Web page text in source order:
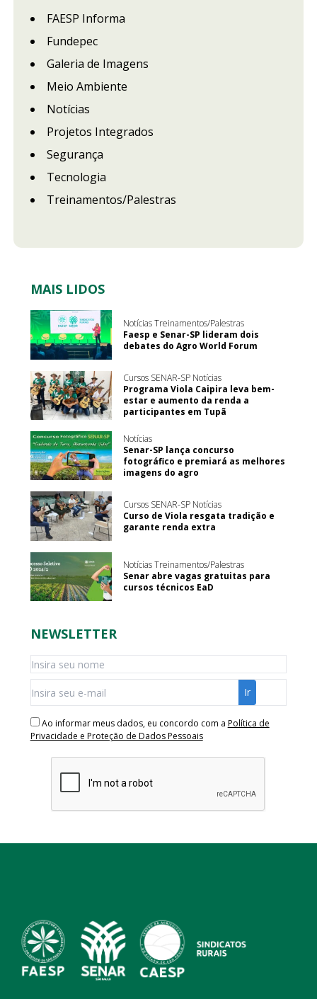
FAESP Informa
Fundepec
Galeria de Imagens
Meio Ambiente
Notícias
Projetos Integrados
Segurança
Tecnologia
Treinamentos/Palestras
MAIS LIDOS
Notícias Treinamentos/Palestras
Faesp e Senar-SP lideram dois
debates do Agro World Forum
Cursos SENAR-SP Notícias
Programa Viola Caipira leva bem-
estar e aumento da renda a
participantes em Tupã
Notícias
Senar-SP lança concurso
fotográfico e premiará as melhores
imagens do agro
Cursos SENAR-SP Notícias
Curso de Viola resgata tradição e
garante renda extra
Notícias Treinamentos/Palestras
Senar abre vagas gratuitas para
cursos técnicos EaD
NEWSLETTER
Ao informar meus dados, eu concordo com a Política de
Privacidade e Proteção de Dados Pessoais